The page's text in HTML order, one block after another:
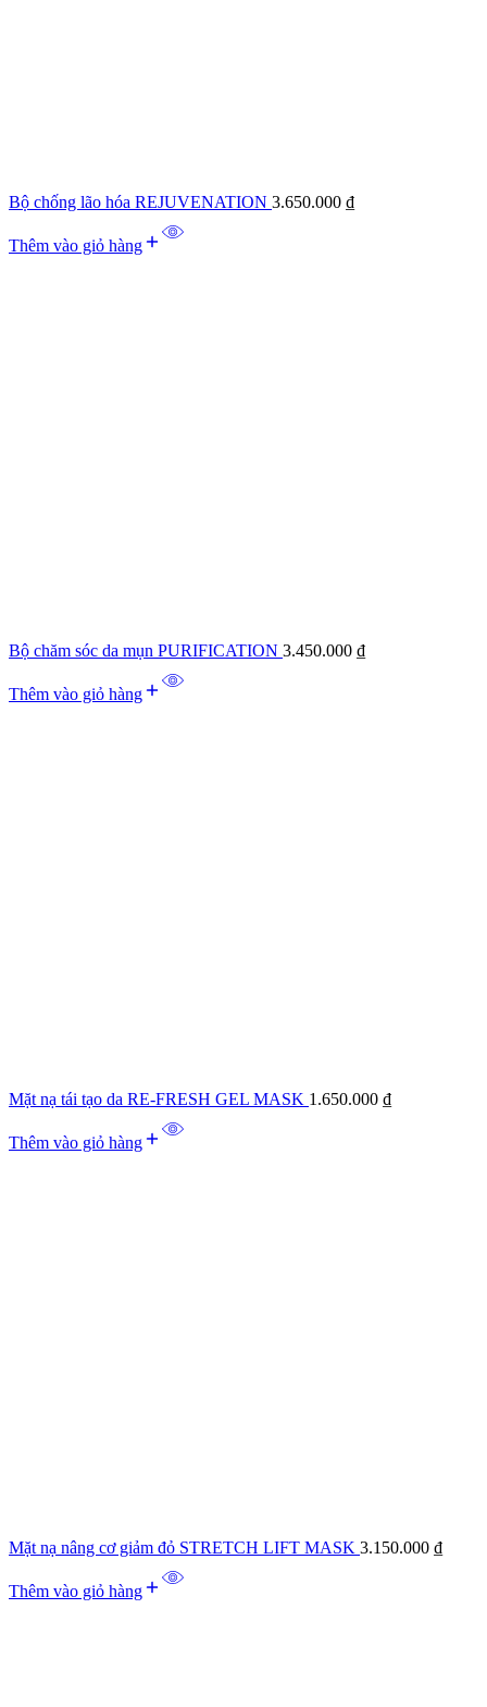
Bộ chống lão hóa REJUVENATION 3.650.000 ₫
Thêm vào giỏ hàng
Bộ chăm sóc da mụn PURIFICATION 3.450.000 ₫
Thêm vào giỏ hàng
Mặt nạ tái tạo da RE-FRESH GEL MASK 1.650.000 ₫
Thêm vào giỏ hàng
Mặt nạ nâng cơ giảm đỏ STRETCH LIFT MASK 3.150.000 ₫
Thêm vào giỏ hàng